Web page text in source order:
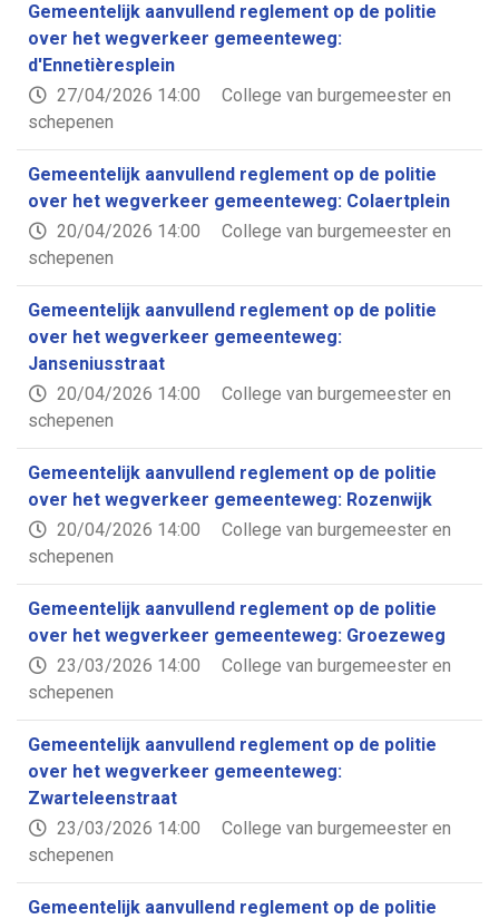
Gemeentelijk aanvullend reglement op de politie
over het wegverkeer gemeenteweg:
d'Ennetièresplein
27/04/2026 14:00
College van burgemeester en
schepenen
Gemeentelijk aanvullend reglement op de politie
over het wegverkeer gemeenteweg: Colaertplein
20/04/2026 14:00
College van burgemeester en
schepenen
Gemeentelijk aanvullend reglement op de politie
over het wegverkeer gemeenteweg:
Janseniusstraat
20/04/2026 14:00
College van burgemeester en
schepenen
Gemeentelijk aanvullend reglement op de politie
over het wegverkeer gemeenteweg: Rozenwijk
20/04/2026 14:00
College van burgemeester en
schepenen
Gemeentelijk aanvullend reglement op de politie
over het wegverkeer gemeenteweg: Groezeweg
23/03/2026 14:00
College van burgemeester en
schepenen
Gemeentelijk aanvullend reglement op de politie
over het wegverkeer gemeenteweg:
Zwarteleenstraat
23/03/2026 14:00
College van burgemeester en
schepenen
Gemeentelijk aanvullend reglement op de politie